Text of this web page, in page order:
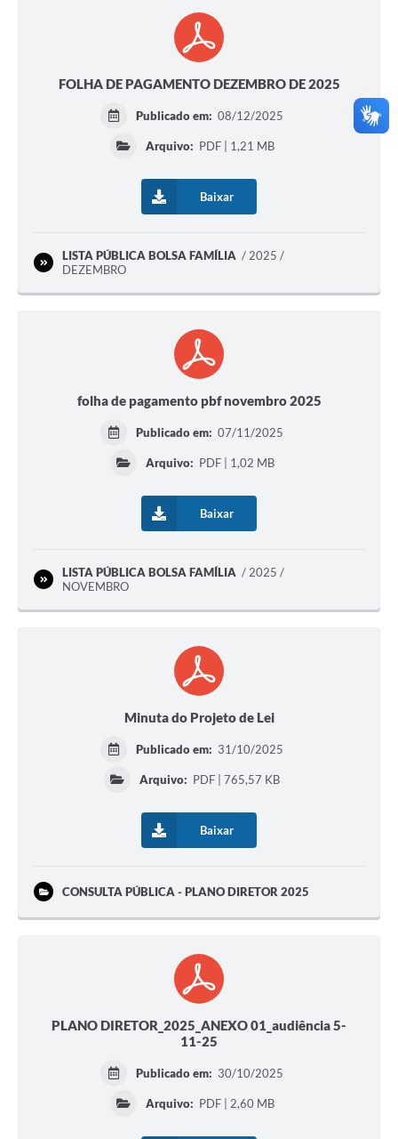
FOLHA DE PAGAMENTO DEZEMBRO DE 2025
Publicado em: 08/12/2025
Arquivo: PDF | 1,21 MB
Baixar
LISTA PÚBLICA BOLSA FAMÍLIA
2025 /
DEZEMBRO
folha de pagamento pbf novembro 2025
Publicado em: 07/11/2025
Arquivo: PDF | 1,02 MB
Baixar
LISTA PÚBLICA BOLSA FAMÍLIA
2025 /
NOVEMBRO
Minuta do Projeto de Lei
Publicado em: 31/10/2025
Arquivo: PDF | 765,57 KB
Baixar
CONSULTA PÚBLICA - PLANO DIRETOR 2025
PLANO DIRETOR_2025_ANEXO 01_audiência 5-
11-25
Publicado em: 30/10/2025
Arquivo: PDF | 2,60 MB